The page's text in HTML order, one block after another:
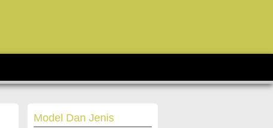
Model Dan Jenis